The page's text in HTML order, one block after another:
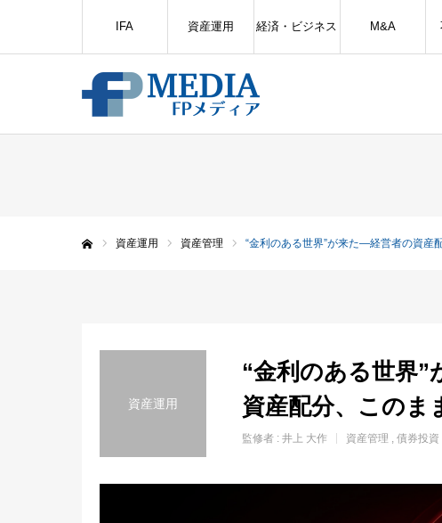
IFA 資産運用 経済・ビジネス M&A
資産運用 資産管理 “金利のある世界”が来た—経営者の資産
資産運用
“金利のある世界
資産配分、このま
監修者 : 井上 大作 資産管理 債券投資